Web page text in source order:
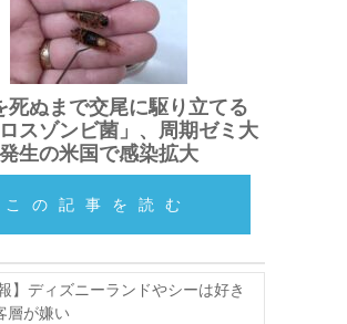
死ぬまで交尾に駆り立てる
ロスゾンビ菌」、周期ゼミ大
発生の米国で感染拡大
この記事を読む
】ディズニーランドやシーは好き
層が嫌い